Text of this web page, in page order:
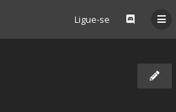
Ligue-se